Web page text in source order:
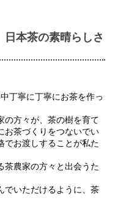
日本茶の素晴らしさ
丁寧に丁寧にお茶を作っ
の方々が、茶の樹を育て
お茶づくりをつないでい
でお渡しすることが私た
茶農家の方々と出会うた
でいただけるように、茶